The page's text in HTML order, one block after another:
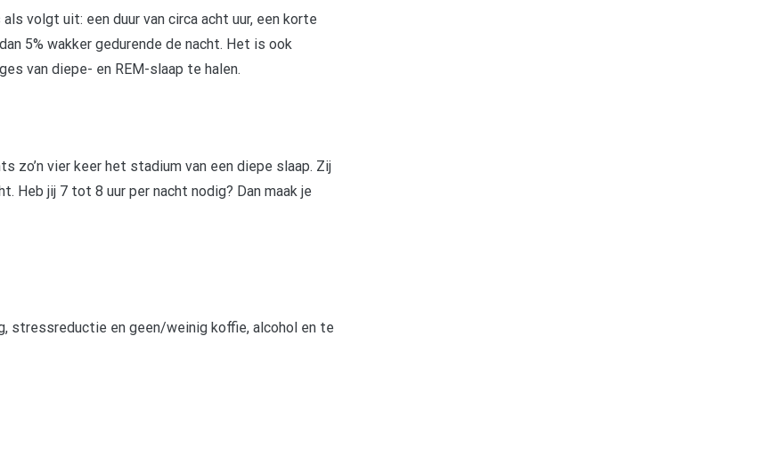
volgt uit: een duur van circa acht uur, een korte
5% wakker gedurende de nacht. Het is ook
van diepe- en REM-slaap te halen.
zo’n vier keer het stadium van een diepe slaap. Zij
Heb jij 7 tot 8 uur per nacht nodig? Dan maak je
stressreductie en geen/weinig koffie, alcohol en te